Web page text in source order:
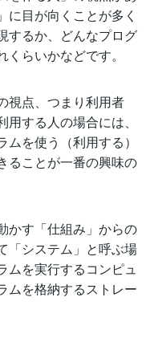
に目が向くことが多く
するか、どんなプログ
らいかなどです。
視点、つまり利用者
用する人の場合には、
を使う（利用する）
ることが一番の興味の
かす「仕組み」からの
「システム」と呼ぶ場
ムを実行するコンピュ
ムを格納するストレー